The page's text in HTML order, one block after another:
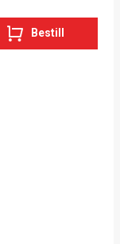
Bestill